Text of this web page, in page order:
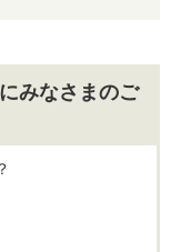
みなさまのご